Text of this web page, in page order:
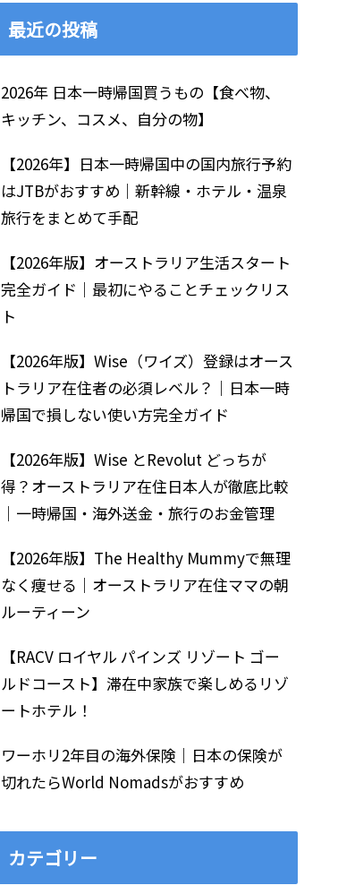
最近の投稿
2026年 日本一時帰国買うもの【食べ物、
キッチン、コスメ、自分の物】
【2026年】日本一時帰国中の国内旅行予約
はJTBがおすすめ｜新幹線・ホテル・温泉
旅行をまとめて手配
【2026年版】オーストラリア生活スタート
完全ガイド｜最初にやることチェックリス
ト
【2026年版】Wise（ワイズ）登録はオース
トラリア在住者の必須レベル？｜日本一時
帰国で損しない使い方完全ガイド
【2026年版】Wise とRevolut どっちが
得？オーストラリア在住日本人が徹底比較
｜一時帰国・海外送金・旅行のお金管理
【2026年版】The Healthy Mummyで無理
なく痩せる｜オーストラリア在住ママの朝
ルーティーン
【RACV ロイヤル パインズ リゾート ゴー
ルドコースト】滞在中家族で楽しめるリゾ
ートホテル！
ワーホリ2年目の海外保険｜日本の保険が
切れたらWorld Nomadsがおすすめ
カテゴリー